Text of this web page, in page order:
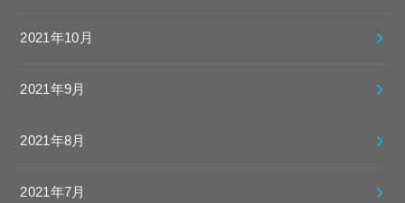
2021年10月
2021年9月
2021年8月
2021年7月